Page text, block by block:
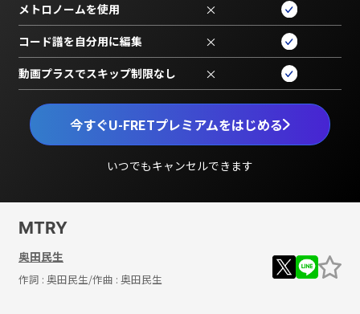
今すぐU-FRETプレミアムをはじめる
いつでもキャンセルできます
メトロノームを使用 ×
コード譜を自分用に編集 ×
動画プラスでスキップ制限なし ×
MTRY
奥田民生
作詞 : 奥田民生/作曲 : 奥田民生